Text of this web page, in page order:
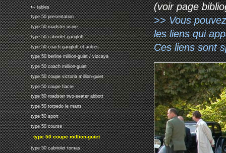
•-- tables
type 50 presentation
type 50 roadster usine
type 50 cabriolet gangloff
type 50 coach gangloff et autres
type 50 berline million-guiet / vizcaya
type 50 coach million-guiet
type 50 coupe victoria million-guiet
type 50 coupe fiacre
type 50 roadster two-seater abbott
type 50 torpedo le mans
type 50 sport
type 50 course
type 50 coupe million-guiet
type 50 cabriolet tomas
(voir page
>> Vous
les liens qui
Ces liens sont